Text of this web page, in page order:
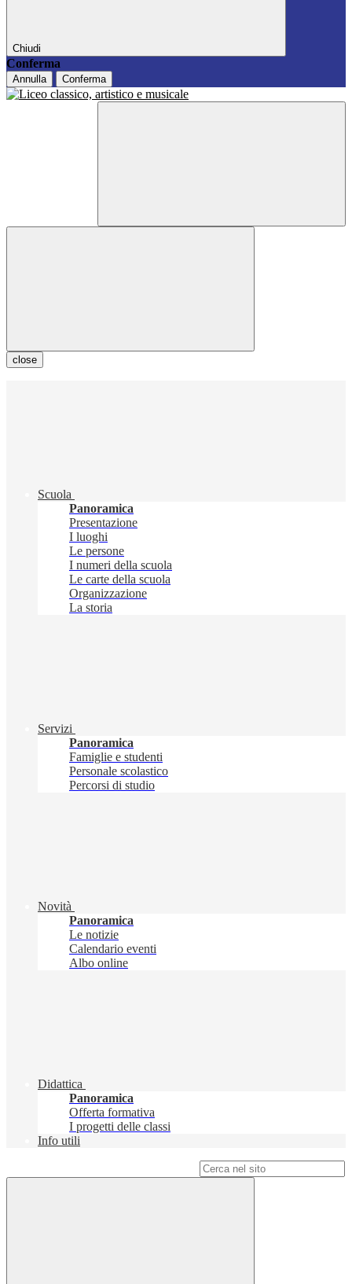
Chiudi
Conferma
Annulla Conferma
close
Scuola
Panoramica
Presentazione
I luoghi
Le persone
I numeri della scuola
Le carte della scuola
Organizzazione
La storia
Servizi
Panoramica
Famiglie e studenti
Personale scolastico
Percorsi di studio
Novità
Panoramica
Le notizie
Calendario eventi
Albo online
Didattica
Panoramica
Offerta formativa
I progetti delle classi
Info utili